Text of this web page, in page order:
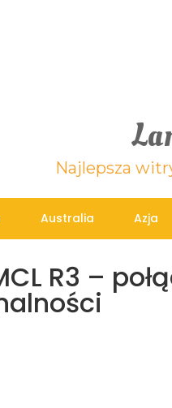
Najlepsza
Australia Azja
R3 –